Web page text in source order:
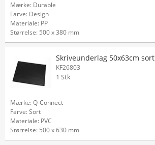
Mærke: Durable
Farve: Design
Materiale: PP
Størrelse: 500 x 380 mm
Skriveunderlag 50x63cm sort
KF26803
1 Stk
Mærke: Q-Connect
Farve: Sort
Materiale: PVC
Størrelse: 500 x 630 mm